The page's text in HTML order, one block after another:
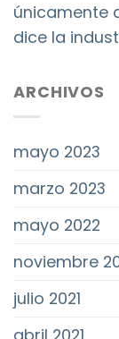
únicamente
dice la
ARCHIVOS
mayo 2023
marzo 2023
mayo 2022
noviembre
julio 2021